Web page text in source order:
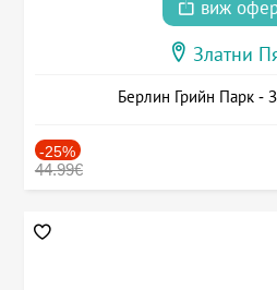
виж
Златни
Берлин Грийн Парк -
-25%
44.99€